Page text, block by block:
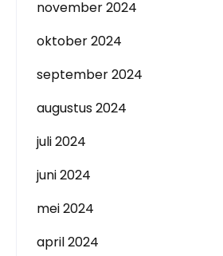
november 2024
oktober 2024
september 2024
augustus 2024
juli 2024
juni 2024
mei 2024
april 2024